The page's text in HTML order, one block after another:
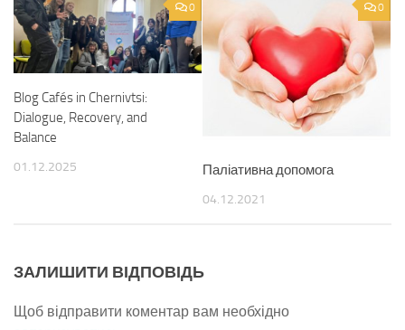
0
Blog Cafés in Chernivtsi:
Dialogue, Recovery, and
Balance
01.12.2025
0
Паліативна допомога
04.12.2021
ЗАЛИШИТИ ВІДПОВІДЬ
Щоб відправити коментар вам необхідно